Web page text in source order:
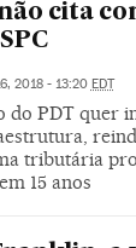
não cita
2018 - 13:20 EDT
do PDT quer
tributária
15 anos